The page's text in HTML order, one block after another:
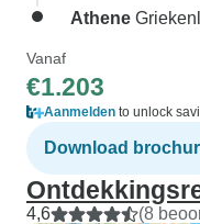
Athene
Vanaf
€1.203
Aanmelden to unlock
Download
4,6 (8